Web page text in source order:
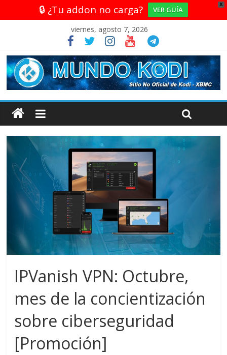
X
🔒 ¿Tu addon no carga? VER GUÍA
viernes, agosto 7, 2026
IPVanish VPN: Octubre,
mes de la concientización
sobre ciberseguridad
[Promoción]